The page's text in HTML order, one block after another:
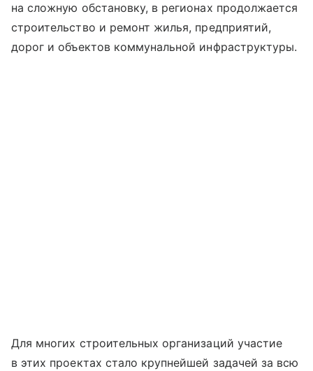
на сложную обстановку, в регионах продолжается
строительство и ремонт жилья, предприятий,
дорог и объектов коммунальной инфраструктуры.
Для многих строительных организаций участие
в этих проектах стало крупнейшей задачей за всю